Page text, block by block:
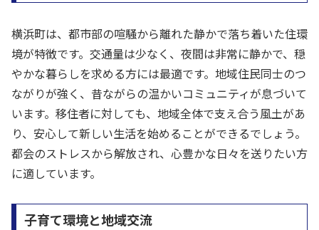
横浜町は、都市部の喧騒から離れた静かで落ち着いた住環
境が特徴です。交通量は少なく、夜間は非常に静かで、穏
やかな暮らしを求める方には最適です。地域住民同士のつ
ながりが強く、昔ながらの温かいコミュニティが息づいて
います。移住者に対しても、地域全体で支え合う風土があ
り、安心して新しい生活を始めることができるでしょう。
都会のストレスから解放され、心豊かな日々を送りたい方
に適しています。
子育て環境と地域交流